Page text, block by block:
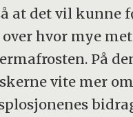
at det vil kunne
hvor mye
På
vite mer